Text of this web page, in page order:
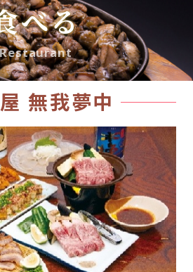
べる
Restaurant
無我夢中